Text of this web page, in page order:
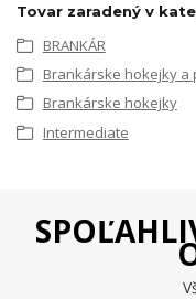
Tovar zaradený v
BRANKÁR
Brankárske hokejky a
Brankárske hokejky
Intermediate